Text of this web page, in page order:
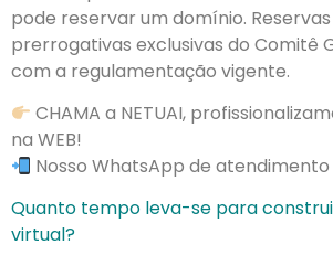
pode reservar um domínio.
prerrogativas exclusivas do Comitê
com a regulamentação vigente.
CHAMA a NETUAI,
na WEB!
Nosso WhatsApp de atendimento
Quanto tempo leva-se para
virtual?